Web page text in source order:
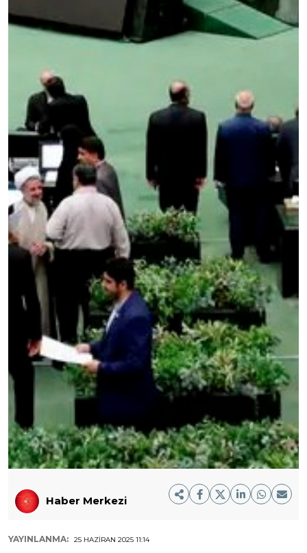
Haber Merkezi
YAYINLANMA: 25 HAZIRAN 2025 11:14